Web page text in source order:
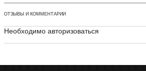
ОТЗЫВЫ И КОММЕНТАРИИ
Необходимо авторизоваться